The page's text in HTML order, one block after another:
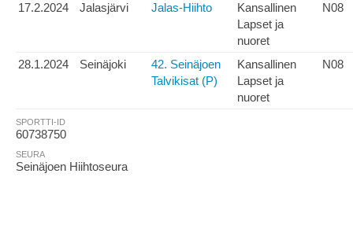
17.2.2024 Jalasjärvi Jalas-Hiihto
Kansallinen
Lapset ja
nuoret
N08
28.1.2024 Seinäjoki
42. Seinäjoen
Talvikisat (P)
Kansallinen
Lapset ja
nuoret
N08
SPORTTI-ID
60738750
SEURA
Seinäjoen Hiihtoseura